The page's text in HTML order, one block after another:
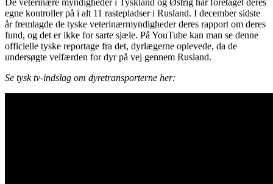
egne kontroller på i alt 11 rastepladser i Rusland. I december sidste
år fremlagde de tyske veterinærmyndigheder deres rapport om deres
fund, og det er ikke for sarte sjæle. På YouTube kan man se denne
officielle tyske reportage fra det, dyrlægerne oplevede, da de
undersøgte velfærden for dyr på vej gennem Rusland.
Se tysk tv-indslag om dyretransporterne her: